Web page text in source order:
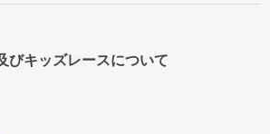
キッズレースについて